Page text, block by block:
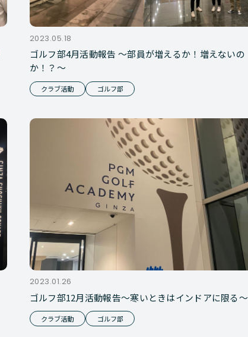
2023.05.18
ゴルフ部4月活動報告 ～部員が増えるか！増えないの
か！？～
クラブ活動 ゴルフ部
2023.01.26
ゴルフ部12月活動報告～寒いときはインドアに限る～
クラブ活動 ゴルフ部